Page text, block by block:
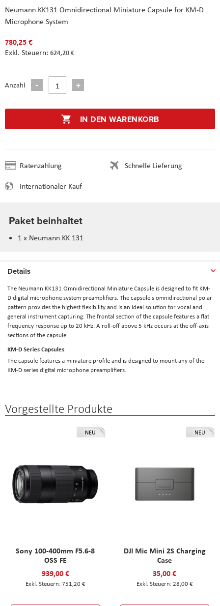
Neumann KK131 Omnidirectional Miniature Capsule for KM-D
Microphone System
780,25 €
624,20 €
Anzahl
IN DEN WARENKORB
Ratenzahlung
Schnelle Lieferung
Internationaler Kauf
Paket beinhaltet
1 x Neumann KK 131
Details
The Neumann KK131 Omnidirectional Miniature Capsule is designed to fit KM-
D digital microphone system preamplifiers. The capsule's omnidirectional polar
pattern provides the highest flexibility and is an ideal solution for vocal and
general instrument capturing. The frontal section of the capsule features a flat
frequency response up to 20 kHz. A roll-off above 5 kHz occurs at the off-axis
sections of the capsule.
KM-D Series Capsules
The capsule features a miniature profile and is designed to mount any of the
KM-D series digital microphone preamplifiers.
Vorgestellte Produkte
NEU
Sony 100-400mm F5.6-8
OSS FE
939,00 €
751,20 €
NEU
DJI Mic Mini 2S Charging
Case
35,00 €
28,00 €